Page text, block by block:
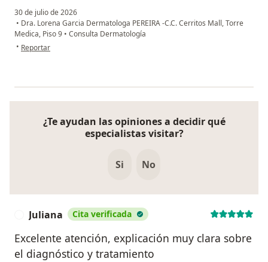
30 de julio de 2026
• Dra. Lorena Garcia Dermatologa PEREIRA -C.C. Cerritos Mall, Torre
Medica, Piso 9 • Consulta Dermatología
• en opinión del usuario Fátima
Reportar
¿Te ayudan las opiniones a decidir qué
especialistas visitar?
Si No
Juliana Cita verificada
Excelente atención, explicación muy clara sobre
el diagnóstico y tratamiento